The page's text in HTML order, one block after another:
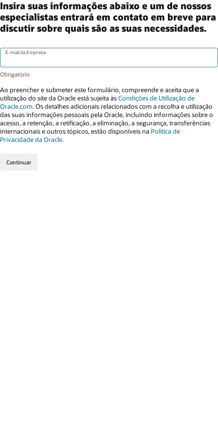
Insira suas informações abaixo e um de nossos
especialistas entrará em contato em breve para
discutir sobre quais são as suas necessidades.
E-mail da Empresa
Ao preencher e submeter este formulário, compreende e aceita que a
utilização do site da Oracle está sujeita àsCondições de Utilização de
Oracle.com. Os detalhes adicionais relacionados com a recolha e utilização
das suas informações pessoais pela Oracle, incluindo informações sobre o
acesso, a retenção, a retificação, a eliminação, a segurança, transferências
internacionais e outros tópicos, estão disponíveis na Política de
Privacidade da Oracle.
Continuar